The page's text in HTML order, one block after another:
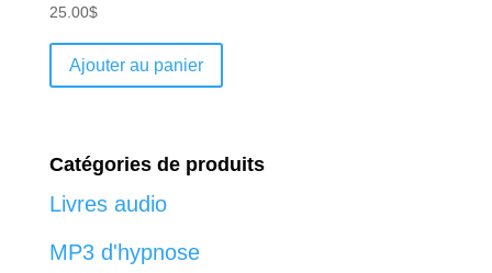
25.00$
Ajouter au panier
Catégories de produits
Livres audio
MP3 d'hypnose